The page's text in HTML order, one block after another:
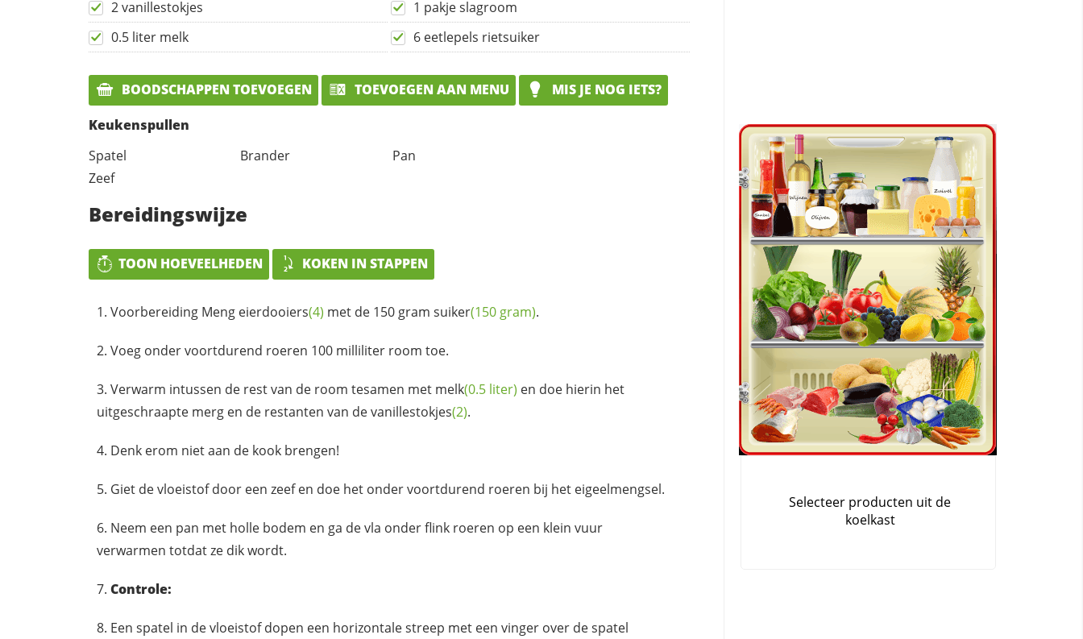
2 vanillestokjes
1 pakje slagroom
0.5 liter melk
6 eetlepels rietsuiker
BOODSCHAPPEN TOEVOEGEN TOEVOEGEN AAN MENU
MIS JE NOG IETS?
Keukenspullen
Spatel
Brander
Pan
Zeef
Bereidingswijze
TOON HOEVEELHEDEN KOKEN IN STAPPEN
Voorbereiding Meng eierdooiers(4) met de 150 gram suiker(150 gram).
Voeg onder voortdurend roeren 100 milliliter room toe.
Verwarm intussen de rest van de room tesamen met melk(0.5 liter) en doe hierin het
uitgeschraapte merg en de restanten van devanillestokjes(2).
Denk erom niet aan de kook brengen!
Giet de vloeistof door een zeef en doe het onder voortdurend roeren bij het eigeelmengsel.
Neem een pan met holle bodem en ga de vla onder flink roeren op een klein vuur
verwarmen totdat ze dik wordt.
Controle:
Een spatel in de vloeistof dopen een horizontale streep met een vinger over de spatel